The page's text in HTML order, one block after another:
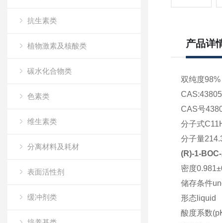
抗生素类
植物激素及核酸类
碳水化合物类
色素类
维生素类
分离材料及耗材
表面活性剂
缓冲剂类
产品详
双纯度
CAS号
分子式
分子量
(R)-1-
密度
储存条件
形态liquid
酸度系数